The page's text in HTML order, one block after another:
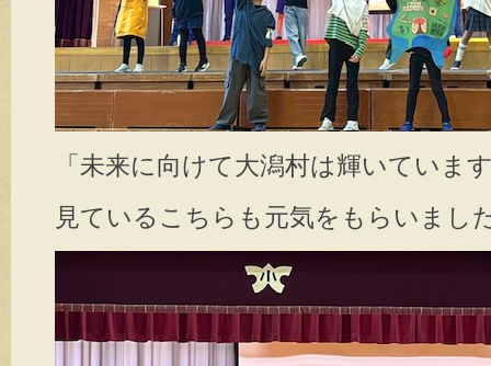
「未来に向けて大潟村は輝いていま
見ているこちらも元気をもらいまし